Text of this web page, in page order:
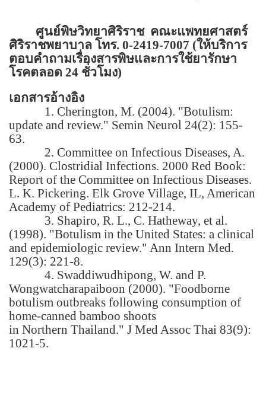
ศูนย์พิษวิทยาศิริราช คณะแพทยศาสตร์
ศิริราชพยาบาล โทร. 0-2419-7007 (ให้บริการ
ตอบคำถามเรื่องสารพิษและการใช้ยารักษา
โรคตลอด 24 ชั่วโมง)
เอกสารอ้างอิง
1. Cherington, M. (2004). "Botulism:
update and review." Semin Neurol 24(2): 155-
63.
2. Committee on Infectious Diseases, A.
(2000). Clostridial Infections. 2000 Red Book:
Report of the Committee on Infectious Diseases.
L. K. Pickering. Elk Grove Village, IL, American
Academy of Pediatrics: 212-214.
3. Shapiro, R. L., C. Hatheway, et al.
(1998). "Botulism in the United States: a clinical
and epidemiologic review." Ann Intern Med.
129(3): 221-8.
4. Swaddiwudhipong, W. and P.
Wongwatcharapaiboon (2000). "Foodborne
botulism outbreaks following consumption of
home-canned bamboo shoots
in Northern Thailand." J Med Assoc Thai 83(9):
1021-5.